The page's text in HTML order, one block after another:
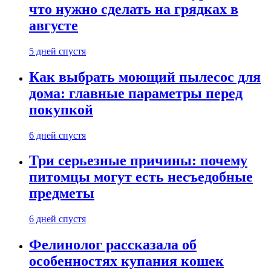
что нужно сделать на грядках в
августе
5 дней спустя
Как выбрать моющий пылесос для
дома: главные параметры перед
покупкой
6 дней спустя
Три серьезные причины: почему
питомцы могут есть несъедобные
предметы
6 дней спустя
Фелинолог рассказала об
особенностях купания кошек